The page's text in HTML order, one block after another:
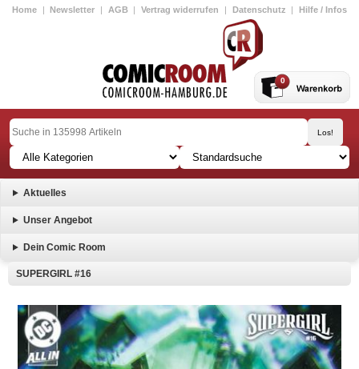
Home | Newsletter | AGB | Vertrag widerrufen | Datenschutz | Hilfe / Infos
0
Aktuelles
Unser Angebot
Dein Comic Room
SUPERGIRL #16